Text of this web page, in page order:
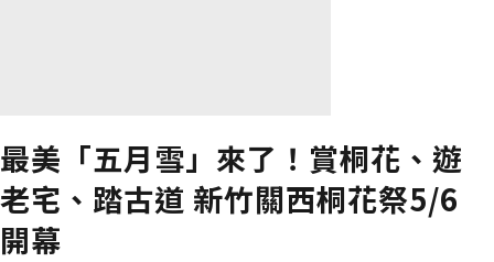
最美「五月雪」來了！賞桐花、遊
老宅、踏古道 新竹關西桐花祭5/6
開幕